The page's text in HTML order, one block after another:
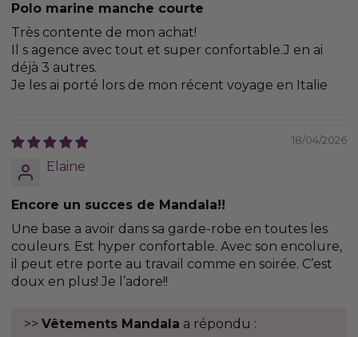
Polo marine manche courte
Très contente de mon achat!
Il s agence avec tout et super confortable.J en ai
déjà 3 autres.
Je les ai porté lors de mon récent voyage en Italie
18/04/2026
Elaine
Encore un succes de Mandala!!
Une base a avoir dans sa garde-robe en toutes les
couleurs. Est hyper confortable. Avec son encolure,
il peut etre porte au travail comme en soirée. C’est
doux en plus! Je l’adore!!
>>Vêtements Mandala a répondu :